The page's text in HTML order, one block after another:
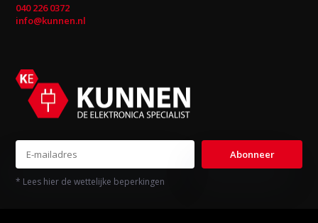
040 226 0372
info@kunnen.nl
Abonneer
* Lees hier de wettelijke beperkingen